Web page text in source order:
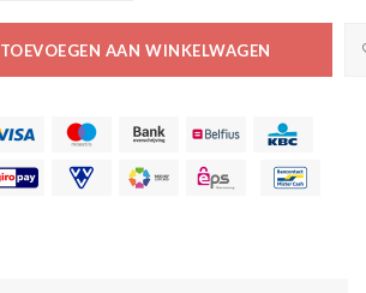
TOEVOEGEN AAN WINKELWAGEN